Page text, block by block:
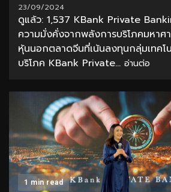
23/09/2024
ดูแล้ว: 1,537 KBank Private
ความมั่งคั่งจากพลังการบริโภคมหาศ
หุ้นนอกตลาดจีนที่เน้นลงทุนกลุ่มเทคโ
บริโภค KBank Private... อ่านต่อ
1 min read